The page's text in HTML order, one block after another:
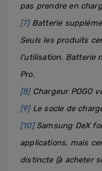
pas prendre en
[7] Batterie
Seuls les produits
l’utilisation. Batterie
Pro.
[8] Chargeur POGO
[9] Le socle de
[10] Samsung DeX
applications, mais
distincte (à acheter